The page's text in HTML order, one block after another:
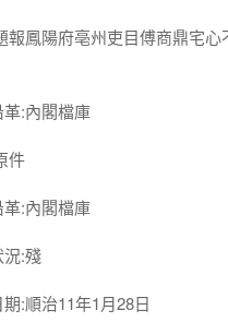
報鳳陽府亳州吏目傅商鼎宅
:內閣檔庫
件
:內閣檔庫
:殘
:順治11年1月28日